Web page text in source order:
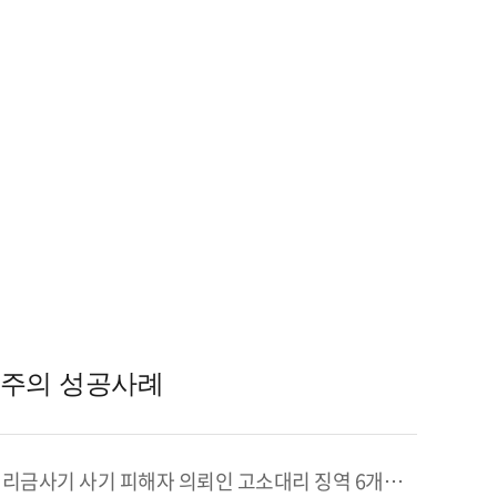
의 성공사례
금사기 사기 피해자 의뢰인 고소대리 징역 6개월 성공사례